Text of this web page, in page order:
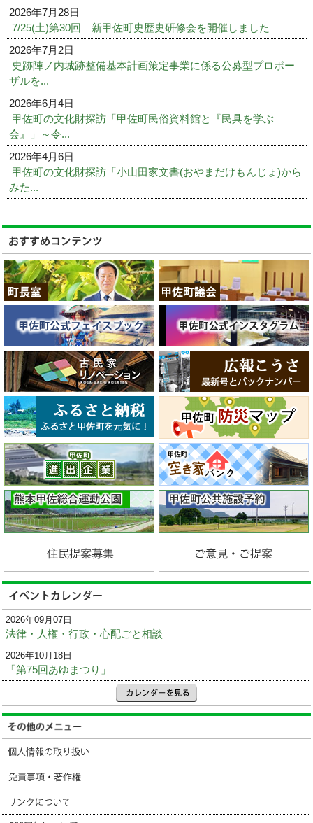
2026年7月28日
7/25(土)第30回 新甲佐町史歴史研修会を開催しました
2026年7月2日
史跡陣ノ内城跡整備基本計画策定事業に係る公募型プロポー
ザルを...
2026年6月4日
甲佐町の文化財探訪「甲佐町民俗資料館と『民具を学ぶ
会』」～令...
2026年4月6日
甲佐町の文化財探訪「小山田家文書(おやまだけもんじょ)から
みた...
2026年09月07日
法律・人権・行政・心配ごと相談
2026年10月18日
「第75回あゆまつり」